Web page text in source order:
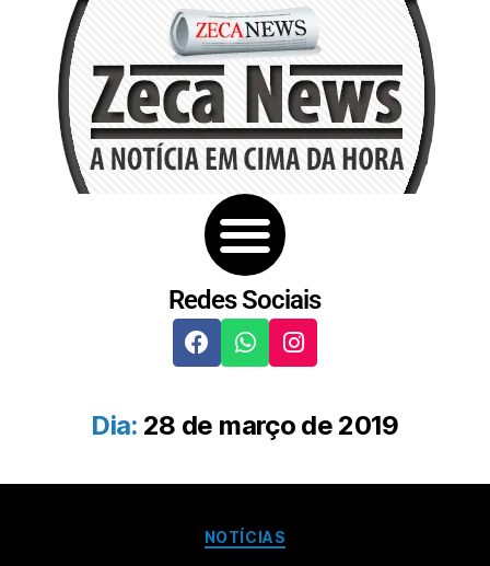
Redes Sociais
Dia: 28 de março de 2019
NOTÍCIAS